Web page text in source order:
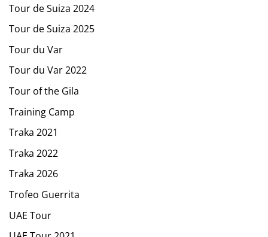
Tour de Suiza 2024
Tour de Suiza 2025
Tour du Var
Tour du Var 2022
Tour of the Gila
Training Camp
Traka 2021
Traka 2022
Traka 2026
Trofeo Guerrita
UAE Tour